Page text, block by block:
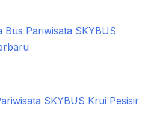
Bus Pariwisata SKYBUS
SKYBUS Krui Pesisir